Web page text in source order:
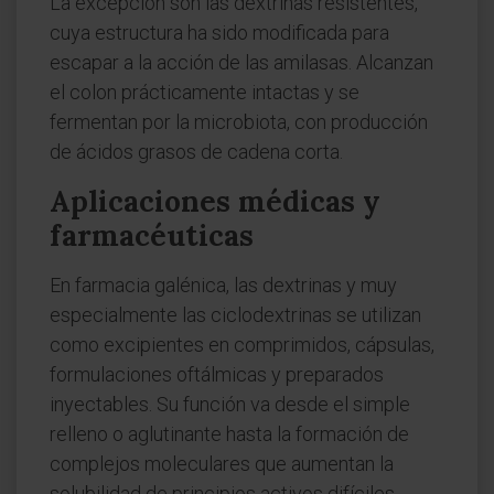
cuya estructura ha sido modificada para
escapar a la acción de las amilasas. Alcanzan
el colon prácticamente intactas y se
fermentan por la microbiota, con producción
de ácidos grasos de cadena corta.
Aplicaciones médicas y
farmacéuticas
En farmacia galénica, las dextrinas y muy
especialmente las ciclodextrinas se utilizan
como excipientes en comprimidos, cápsulas,
formulaciones oftálmicas y preparados
inyectables. Su función va desde el simple
relleno o aglutinante hasta la formación de
complejos moleculares que aumentan la